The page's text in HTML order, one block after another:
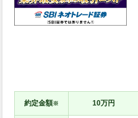
約定金額※ 10万円